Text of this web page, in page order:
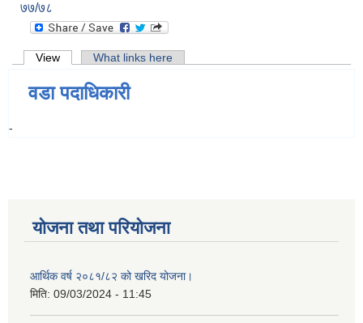
७७/७८
Primary tabs
View (active tab)What links here
वडा पदाधिकारी
-
योजना तथा परियोजना
आर्थिक वर्ष २०८१/८२ को खरिद योजना।
मिति: 09/03/2024 - 11:45